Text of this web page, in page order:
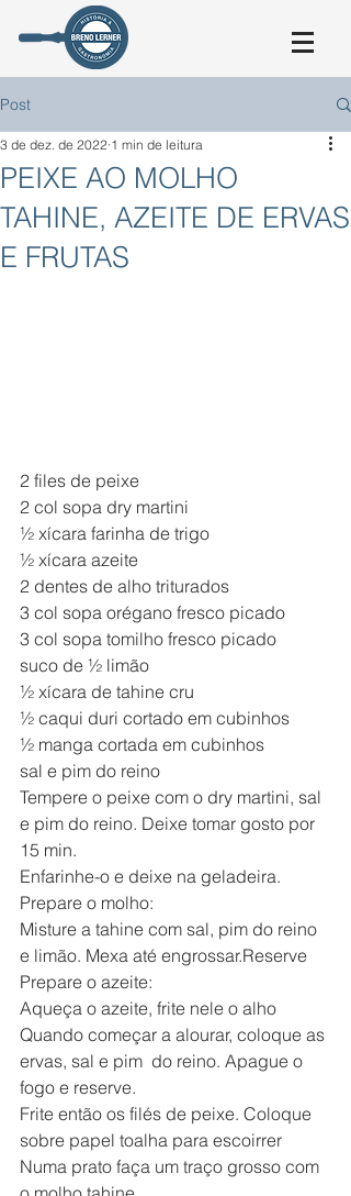
Post
PEIXE AO MOLHO
TAHINE, AZEITE DE ERVAS
E FRUTAS
3 de dez. de 2022 1 min de leitura
2 files de peixe
2 col sopa dry martini
½ xícara farinha de trigo
½ xícara azeite
2 dentes de alho triturados
3 col sopa orégano fresco picado
3 col sopa tomilho fresco picado
suco de ½ limão
½ xícara de tahine cru
½ caqui duri cortado em cubinhos
½ manga cortada em cubinhos
sal e pim do reino
Tempere o peixe com o dry martini, sal
e pim do reino. Deixe tomar gosto por
15 min.
Enfarinhe-o e deixe na geladeira.
Prepare o molho:
Misture a tahine com sal, pim do reino
e limão. Mexa até engrossar.Reserve
Prepare o azeite:
Aqueça o azeite, frite nele o alho
Quando começar a alourar, coloque as
ervas, sal e pim  do reino. Apague o
fogo e reserve.
Frite então os filés de peixe. Coloque
sobre papel toalha para escoirrer
Numa prato faça um traço grosso com